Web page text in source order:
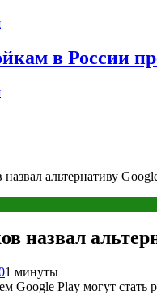
в России
альтернативу
назвал
1 минуты
Google Play могут